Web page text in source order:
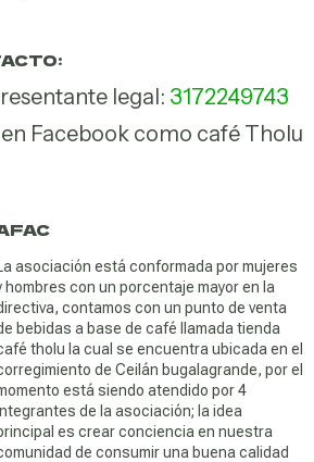
legal: 3172249743
Facebook como café Tholu
asociación está conformada por mujeres
hombres con un porcentaje mayor en la
contamos con un punto de venta
bebidas a base de café llamada tienda
tholu la cual se encuentra ubicada en el
de Ceilán bugalagrande, por el
está siendo atendido por 4
de la asociación; la idea
es crear conciencia en nuestra
de consumir una buena calidad